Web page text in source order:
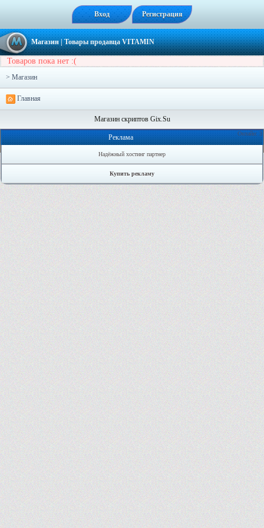
Вход Регистрация
Магазин| Товары продавцаVITAMIN
Товаров пока нет :(
> Магазин
Главная
Магазин скриптов Gix.Su
Онлайн: 3
Реклама
Надёжный хостинг партнер
Купить рекламу